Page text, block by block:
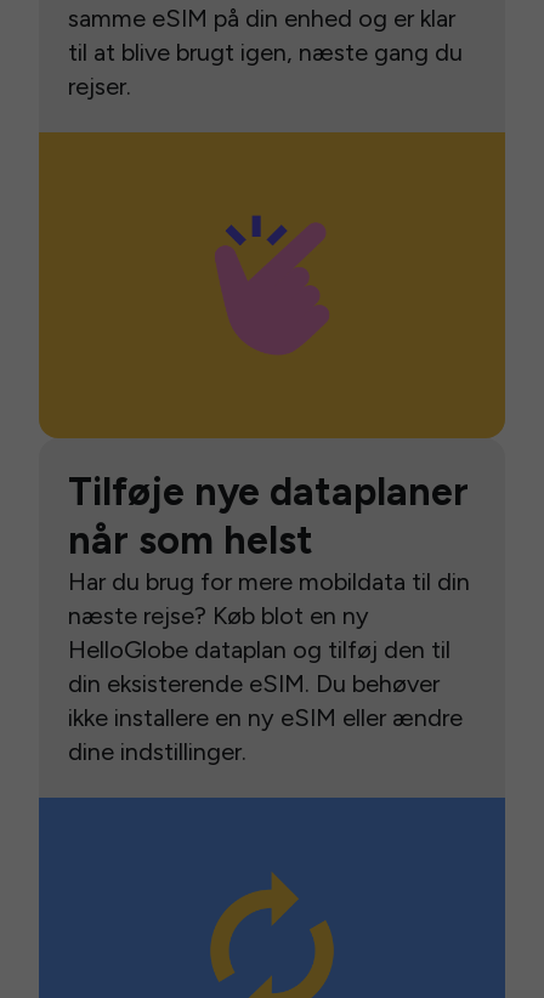
samme eSIM på din enhed og er klar
til at blive brugt igen, næste gang du
rejser.
Tilføje nye dataplaner
når som helst
Har du brug for mere mobildata til din
næste rejse? Køb blot en ny
HelloGlobe dataplan og tilføj den til
din eksisterende eSIM. Du behøver
ikke installere en ny eSIM eller ændre
dine indstillinger.